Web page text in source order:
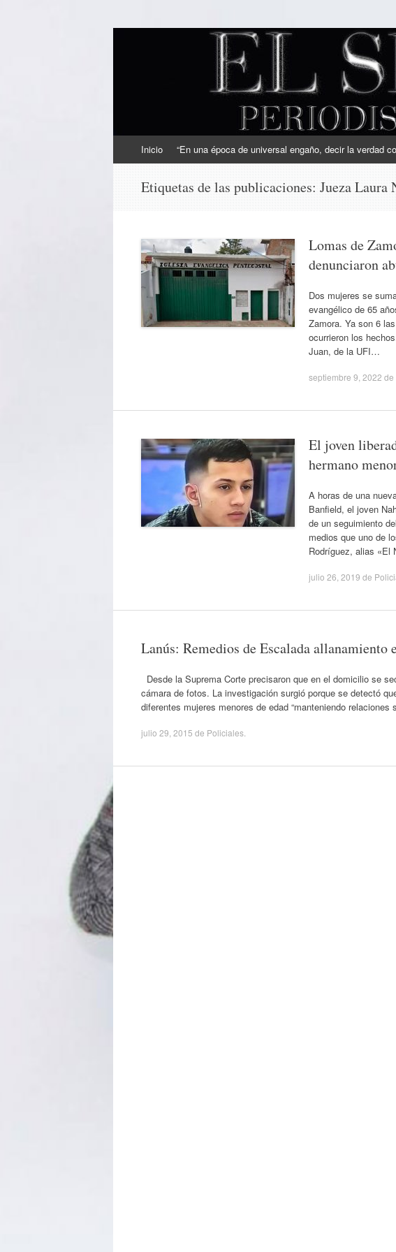
EL SINDICAL
Periodismo Inteligente
al
Inicio “En una época de universal engaño, decir la verdad
Etiquetas de las publicaciones: Jueza Laura
Lomas de
denunciaron
Dos mujeres se
evangélico de 65
Zamora. Ya son 6
ocurrieron los
Juan, de la UFI…
septiembre 9, 2022 de
El joven
hermano
A horas de una
Banfield, el joven
de un seguimiento
medios que uno de
Rodríguez, alias «El
julio 26, 2019 de
Lanús: Remedios de Escalada
Desde la Suprema Corte precisaron que en el domicilio se
cámara de fotos. La investigación surgió porque se detectó
diferentes mujeres menores de edad “manteniendo
julio 29, 2015 de Policiales